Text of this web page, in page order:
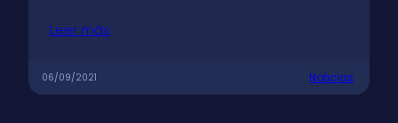
Leer más
06/09/2021 Noticias